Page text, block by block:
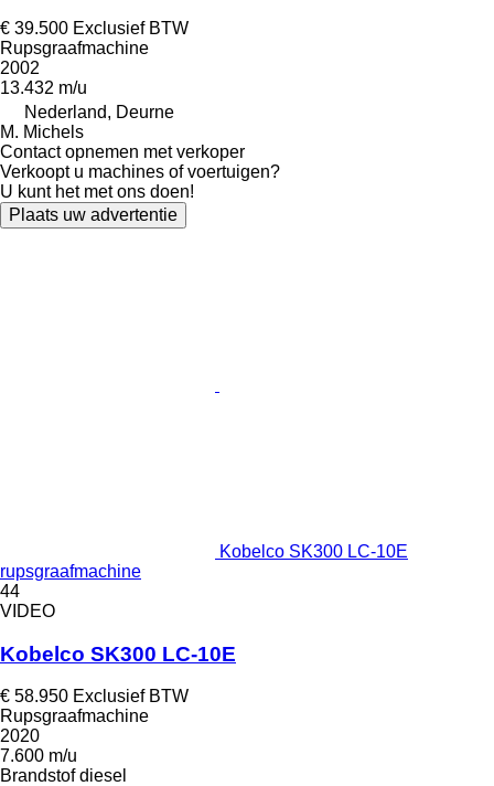
€ 39.500 Exclusief BTW
Rupsgraafmachine
2002
13.432 m/u
Nederland, Deurne
M. Michels
Contact opnemen met verkoper
Verkoopt u machines of voertuigen?
U kunt het met ons doen!
Plaats uw advertentie
Kobelco SK300 LC-10E
rupsgraafmachine
44
VIDEO
Kobelco SK300 LC-10E
€ 58.950 Exclusief BTW
Rupsgraafmachine
2020
7.600 m/u
Brandstof diesel